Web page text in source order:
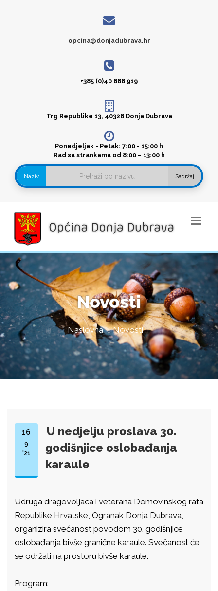
opcina@donjadubrava.hr
+385 (0)40 688 919
Trg Republike 13, 40328 Donja Dubrava
Ponedjeljak - Petak: 7:00 - 15:00 h
Rad sa strankama od 8:00 – 13:00 h
Naziv Sadržaj
Novosti
Naslovna Novosti
16
9
'21
U nedjelju proslava 30.
godišnjice oslobađanja
karaule
Udruga dragovoljaca i veterana Domovinskog rata
Republike Hrvatske, Ogranak Donja Dubrava,
organizira svečanost povodom 30. godišnjice
oslobađanja bivše granične karaule. Svečanost će
se održati na prostoru bivše karaule.
Program: